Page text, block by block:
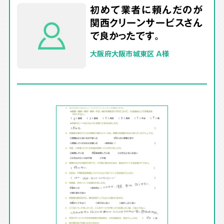
初めて業者に頼んだのが
関西クリーンサービスさん
で良かったです。
大阪府大阪市城東区 A様